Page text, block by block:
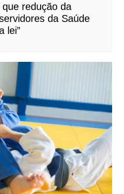
redução da
da Saúde
lei”